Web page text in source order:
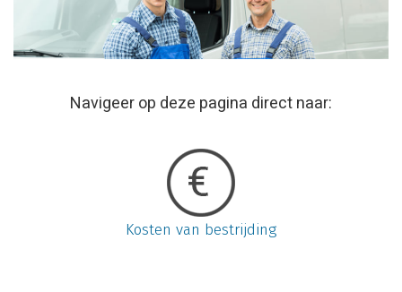
Navigeer op deze pagina direct naar:
Kosten van bestrijding